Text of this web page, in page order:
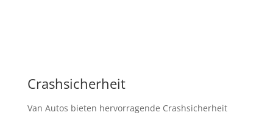
Crashsicherheit
Van Autos bieten hervorragende Crashsicherheit